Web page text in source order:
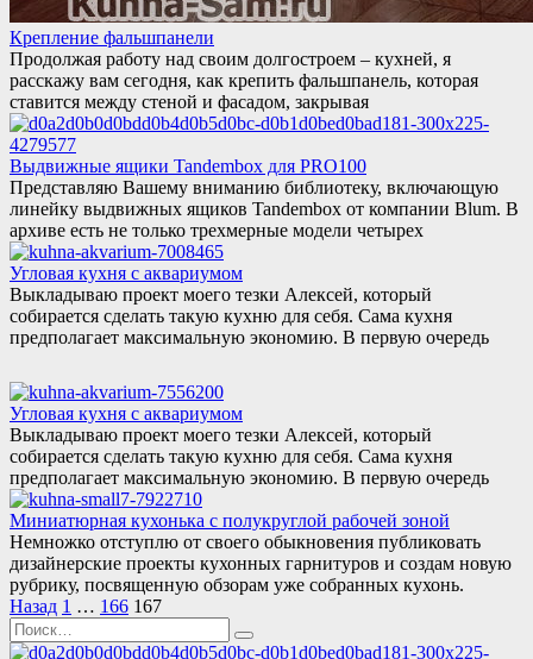
Крепление фальшпанели
Продолжая работу над своим долгостроем – кухней, я
расскажу вам сегодня, как крепить фальшпанель, которая
ставится между стеной и фасадом, закрывая
Выдвижные ящики Tandembox для PRO100
Представляю Вашему вниманию библиотеку, включающую
линейку выдвижных ящиков Tandembox от компании Blum. В
архиве есть не только трехмерные модели четырех
Угловая кухня с аквариумом
Выкладываю проект моего тезки Алексей, который
собирается сделать такую кухню для себя. Сама кухня
предполагает максимальную экономию. В первую очередь
Угловая кухня с аквариумом
Выкладываю проект моего тезки Алексей, который
собирается сделать такую кухню для себя. Сама кухня
предполагает максимальную экономию. В первую очередь
Миниатюрная кухонька с полукруглой рабочей зоной
Немножко отступлю от своего обыкновения публиковать
дизайнерские проекты кухонных гарнитуров и создам новую
рубрику, посвященную обзорам уже собранных кухонь.
Пагинация
записей
Назад 1 … 166 167
Search
for: